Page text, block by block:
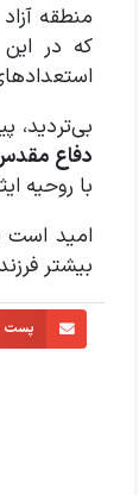
منطقه
که در
بی‌تردید،
دفاع
با روحیه
امید است
بیشتر
پست